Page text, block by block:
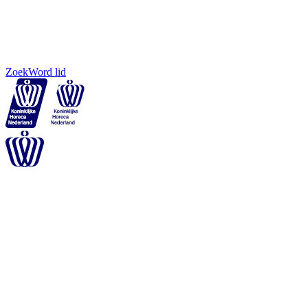
ZoekWord lid